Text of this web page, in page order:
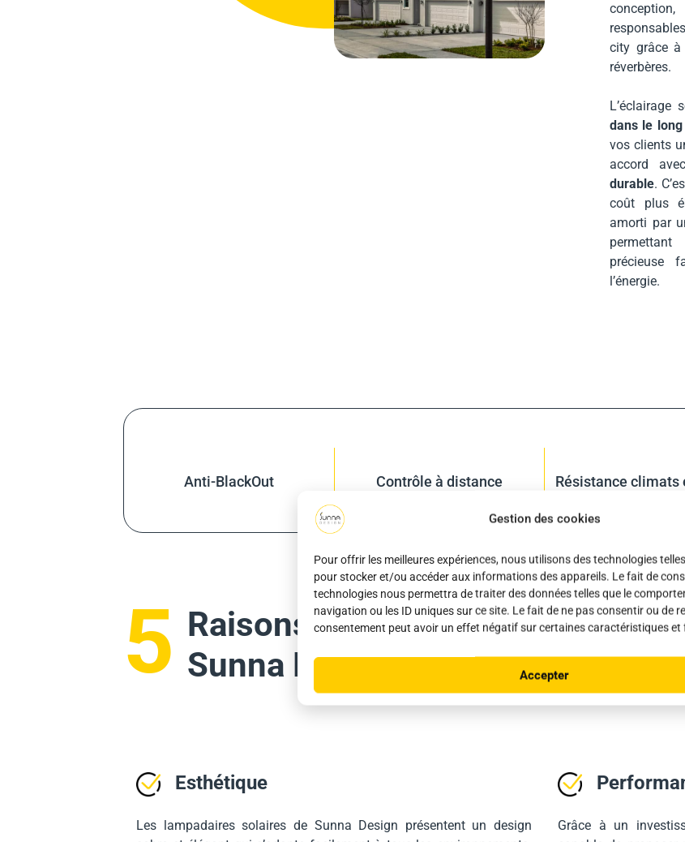
Gestion des cookies
Pour offrir les meilleures expériences, nous utilisons des technologies
pour stocker et/ou accéder aux informations des appareils. Le fait de
technologies nous permettra de traiter des données telles que le
navigation ou les ID uniques sur ce site. Le fait de ne pas consentir ou de
consentement peut avoir un effet négatif sur certaines caractéristiques et
Accepter
city grâce à
réverbères.
L’éclairage
dans le
vos clients
accord
durable.
coût plus
amorti par
précieuse
l’énergie.
Anti-BlackOut Contrôle à distance Résistance climats
5 Raisons de choisir
Sunna Design
Esthétique
Les lampadaires solaires de Sunna Design présentent un design
Grâce à un